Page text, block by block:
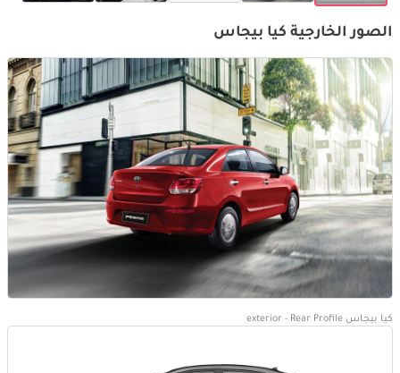
الصور الخارجية كيا بيجاس
كيا بيجاس exterior - Rear Profile